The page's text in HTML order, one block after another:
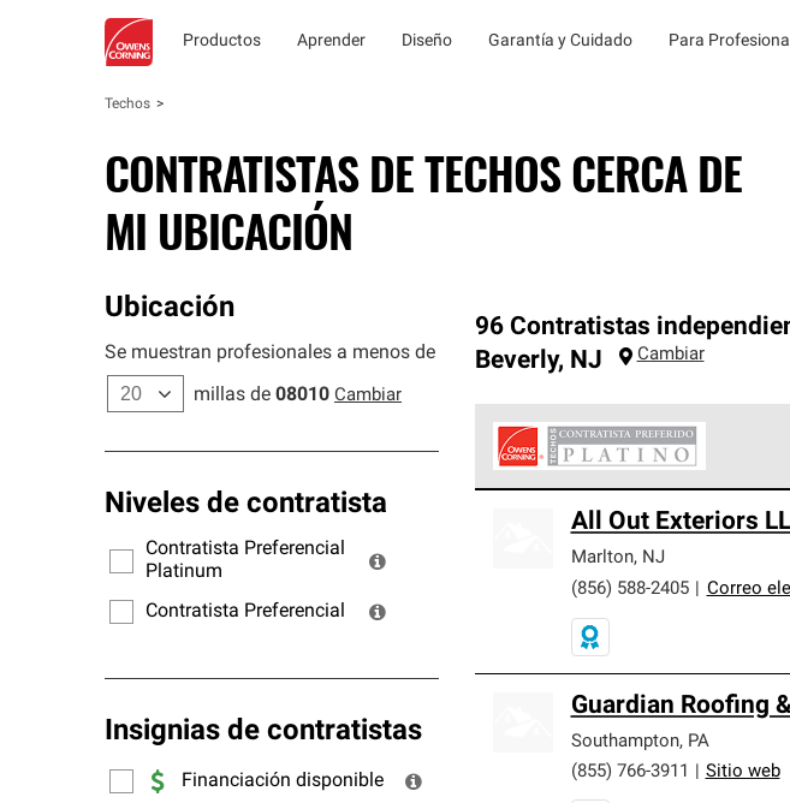
Productos Aprender Diseño Garantía y Cuidado Para
Techos
CONTRATISTAS DE TECHOS CERCA DE
MI UBICACIÓN
Ubicación
Se muestran profesionales a menos de
millas de 08010 Cambiar
Niveles de contratista
Contratista Preferencial
Platinum
Contratista Preferencial
Insignias de contratistas
Financiación disponible
96 Contratistas
Beverly, NJ Cambiar
cumplen con estándares
ofrecer nuestra mejor garantía de
All Out Exteriors
Marlton, NJ
(856) 588-2405
Correo
Guardian Roofing
Southampton, PA
(855) 766-3911
Sitio web